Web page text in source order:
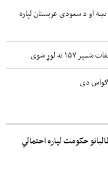
او د سعودي عربستان لپاره
ته لوړ شوی
ګواښ دی
حکومت لپاره احتمالي